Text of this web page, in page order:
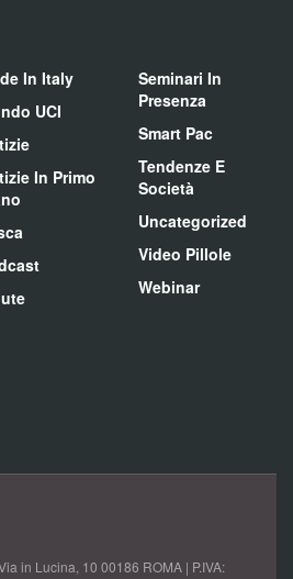
In Italy
UCI
In Primo
Seminari In
Presenza
Smart Pac
Tendenze E
Società
Uncategorized
Video Pillole
Webinar
in Lucina, 10 00186 ROMA | P.IVA: